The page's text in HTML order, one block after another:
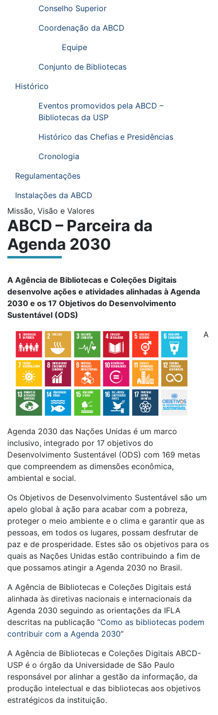
Conselho Superior
Coordenação da ABCD
Equipe
Conjunto de Bibliotecas
Histórico
Eventos promovidos pela ABCD –
Bibliotecas da USP
Histórico das Chefias e Presidências
Cronologia
Regulamentações
Instalações da ABCD
Submenu:
Missão, Visão e Valores
ABCD – Parceira da
Agenda 2030
A Agência de Bibliotecas e Coleções Digitais
desenvolve ações e atividades alinhadas à Agenda
2030 e os 17 Objetivos do Desenvolvimento
Sustentável (ODS)
A
Agenda 2030 das Nações Unidas é um marco
inclusivo, integrado por 17 objetivos do
Desenvolvimento Sustentável (ODS) com 169 metas
que compreendem as dimensões econômica,
ambiental e social.
Os Objetivos de Desenvolvimento Sustentável são um
apelo global à ação para acabar com a pobreza,
proteger o meio ambiente e o clima e garantir que as
pessoas, em todos os lugares, possam desfrutar de
paz e de prosperidade. Estes são os objetivos para os
quais as Nações Unidas estão contribuindo a fim de
que possamos atingir a Agenda 2030 no Brasil.
A Agência de Bibliotecas e Coleções Digitais está
alinhada às diretivas nacionais e internacionais da
Agenda 2030 seguindo as orientações da IFLA
descritas na publicação “Como as bibliotecas podem
contribuir com a Agenda 2030”
A Agência de Bibliotecas e Coleções Digitais ABCD-
USP é o órgão da Universidade de São Paulo
responsável por alinhar a gestão da informação, da
produção intelectual e das bibliotecas aos objetivos
estratégicos da instituição.